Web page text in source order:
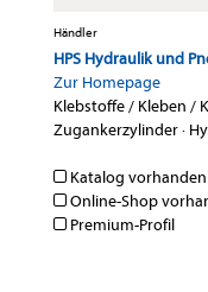
Händler
HPS Hydraulik und
Zur Homepage
Klebstoffe / Kleben /
Zugankerzylinder·
Katalog vorhanden
Online-Shop
Premium-Profil